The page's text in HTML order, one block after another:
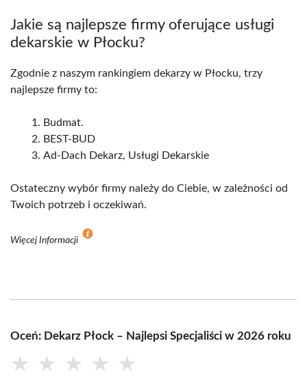
Jakie są najlepsze firmy oferujące usługi
dekarskie w Płocku?
Zgodnie z naszym rankingiem dekarzy w Płocku, trzy
najlepsze firmy to:
Budmat.
BEST-BUD
Ad-Dach Dekarz, Usługi Dekarskie
Ostateczny wybór firmy należy do Ciebie, w zależności od
Twoich potrzeb i oczekiwań.
Więcej Informacji
Oceń: Dekarz Płock – Najlepsi Specjaliści w 2026 roku
★ ★ ★ ★ ★